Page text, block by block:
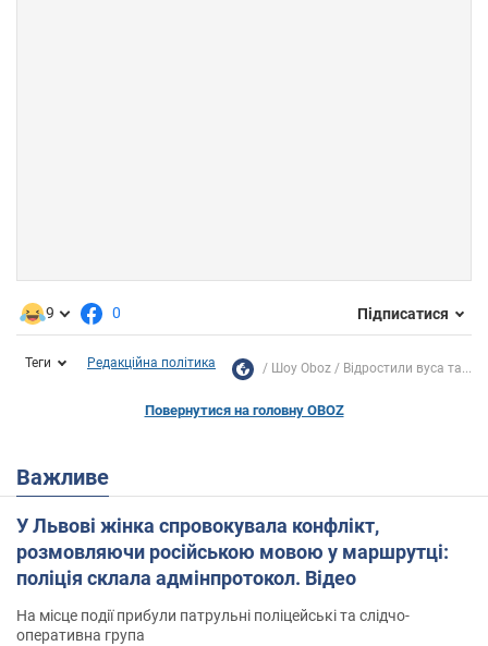
9 0 Підписатися
Теги Редакційна політика Шоу Oboz Відростили вуса та...
Повернутися на головну OBOZ
Важливе
У Львові жінка спровокувала конфлікт,
розмовляючи російською мовою у маршрутці:
поліція склала адмінпротокол. Відео
На місце події прибули патрульні поліцейські та слідчо-
оперативна група